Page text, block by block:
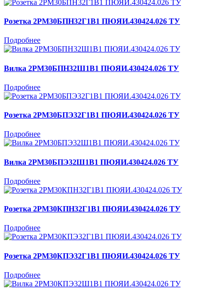
Розетка 2РМ30БПН32Г1В1 ПЮЯИ.430424.026 ТУ
Подробнее
Вилка 2РМ30БПН32Ш1В1 ПЮЯИ.430424.026 ТУ
Подробнее
Розетка 2РМ30БПЭ32Г1В1 ПЮЯИ.430424.026 ТУ
Подробнее
Вилка 2РМ30БПЭ32Ш1В1 ПЮЯИ.430424.026 ТУ
Подробнее
Розетка 2РМ30КПН32Г1В1 ПЮЯИ.430424.026 ТУ
Подробнее
Розетка 2РМ30КПЭ32Г1В1 ПЮЯИ.430424.026 ТУ
Подробнее